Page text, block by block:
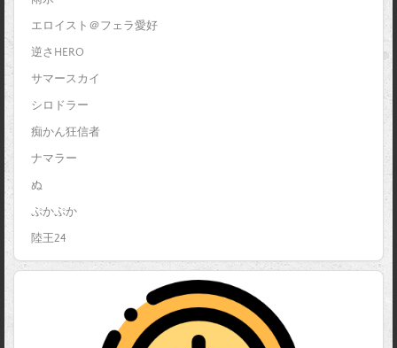
エロイスト＠フェラ愛好
逆さHERO
サマースカイ
シロドラー
痴かん狂信者
ナマラー
ぬ
ぷかぷか
陸王24